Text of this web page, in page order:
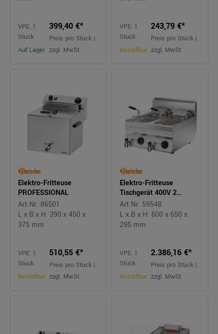
VPE: 1
Stück
Auf Lager
399,40 €*
Preis pro Stück |
zzgl. MwSt.
VPE: 1
Stück
Bestellbar
243,79 €*
Preis pro Stück |
zzgl. MwSt.
Elektro-Fritteuse
PROFESSIONAL
Art.Nr. 86501
L x B x H: 390 x 450 x
375 mm
VPE: 1
Stück
Bestellbar
510,55 €*
Preis pro Stück |
zzgl. MwSt.
Elektro-Fritteuse
Tischgerät 400V 2
Becken á 10l
Art.Nr. 59548
L x B x H: 600 x 650 x
295 mm
VPE: 1
Stück
Bestellbar
2.386,16 €*
Preis pro Stück |
zzgl. MwSt.